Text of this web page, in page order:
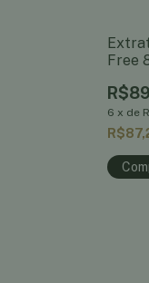
Free
6 x de